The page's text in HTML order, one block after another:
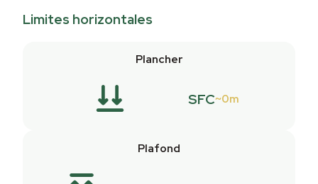
Limites horizontales
Plancher
SFC 0m
Plafond